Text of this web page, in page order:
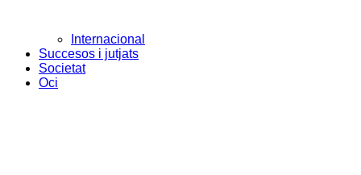
Internacional
Succesos i jutjats
Societat
Oci